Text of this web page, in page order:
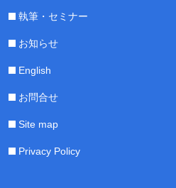
執筆・セミナー
お知らせ
English
お問合せ
Site map
Privacy Policy